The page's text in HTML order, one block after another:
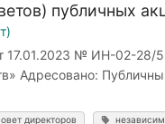
публичных
17.01.2023 № ИН-02-28/
Адресовано:
директоров